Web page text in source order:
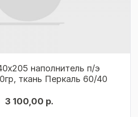
наполнитель п/э
ткань Перкаль 60/40
3 100,00 р.